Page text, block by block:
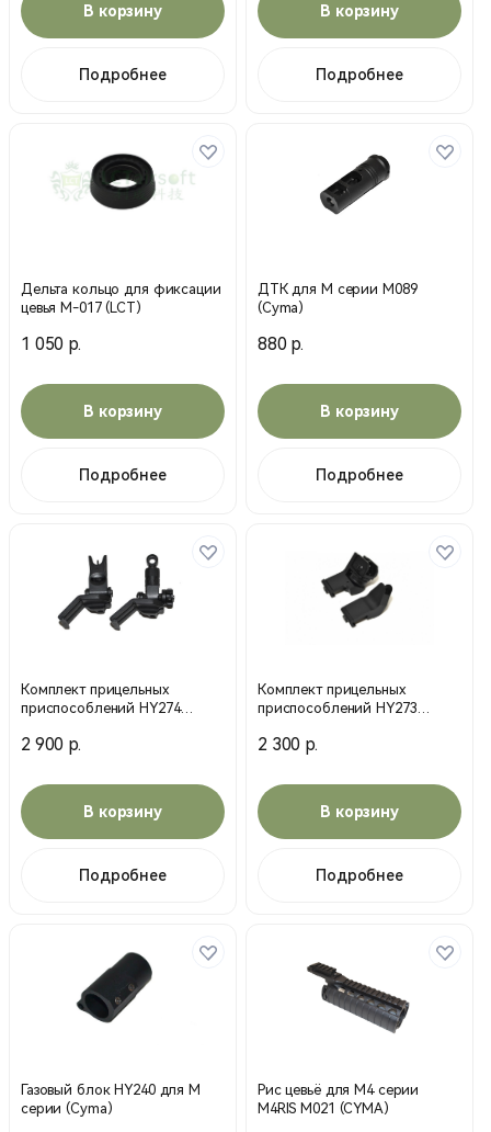
В корзину
Подробнее
В корзину
Подробнее
Дельта кольцо для фиксации
цевья M-017 (LCT)
1 050 р.
В корзину
Подробнее
ДТК для М серии М089
(Cyma)
880 р.
В корзину
Подробнее
Комплект прицельных
приспособлений HY274
2 900 р.
В корзину
Подробнее
Комплект прицельных
приспособлений HY273
2 300 р.
В корзину
Подробнее
Газовый блок HY240 для М
серии (Cyma)
Рис цевьё для М4 серии
M4RIS М021 (CYMA)